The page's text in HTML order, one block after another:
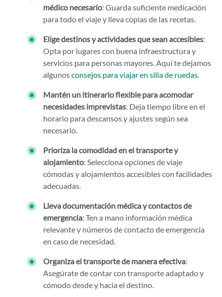
médico necesario: Guarda suficiente medicación
para todo el viaje y lleva copias de las recetas.
Elige destinos y actividades que sean accesibles:
Opta por lugares con buena infraestructura y
servicios para personas mayores. Aquí te dejamos
algunosconsejos para viajar en silla de ruedas.
Mantén un itinerario flexible para acomodar
necesidades imprevistas: Deja tiempo libre en el
horario para descansos y ajustes según sea
necesario.
Prioriza la comodidad en el transporte y
alojamiento: Selecciona opciones de viaje
cómodas y alojamientos accesibles con facilidades
adecuadas.
Lleva documentación médica y contactos de
emergencia: Ten a mano información médica
relevante y números de contacto de emergencia
en caso de necesidad.
Organiza el transporte de manera efectiva:
Asegúrate de contar con transporte adaptado y
cómodo desde y hacia el destino.